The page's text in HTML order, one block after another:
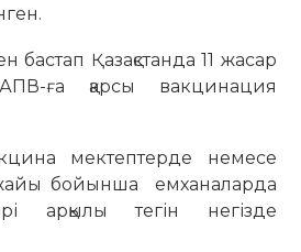
Қазақстанда 11 жасар
ға қарсы вакцинация
мектептерде немесе
бойынша емханаларда
арқылы тегін негізде